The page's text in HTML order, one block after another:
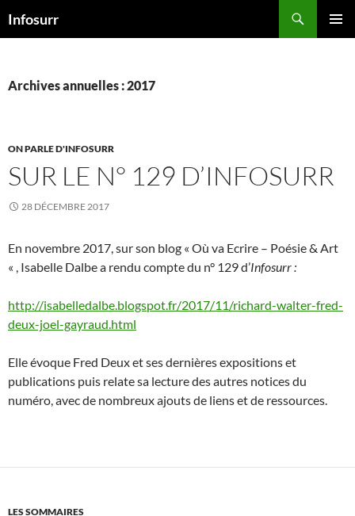
auInfosurr
Archives annuelles : 2017
ON PARLE D'INFOSURR
SUR LE N° 129 D’INFOSURR
28 DÉCEMBRE 2017
En novembre 2017, sur son blog « Où va Ecrire – Poésie & Art
« , Isabelle Dalbe a rendu compte du n° 129 d’Infosurr :
http://isabelledalbe.blogspot.fr/2017/11/richard-walter-fred-
deux-joel-gayraud.html
Elle évoque Fred Deux et ses dernières expositions et
publications puis relate sa lecture des autres notices du
numéro, avec de nombreux ajouts de liens et de ressources.
LES SOMMAIRES